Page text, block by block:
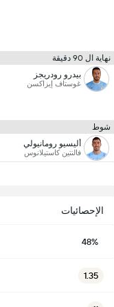
نهاية ال 90 دقيقة
بيدرو رودريجز
غوستاف إيزاكسن
شوط
أليسيو رومانيولي
فالنتين كاستيلانوس
الإحصائيات
48%
1.35